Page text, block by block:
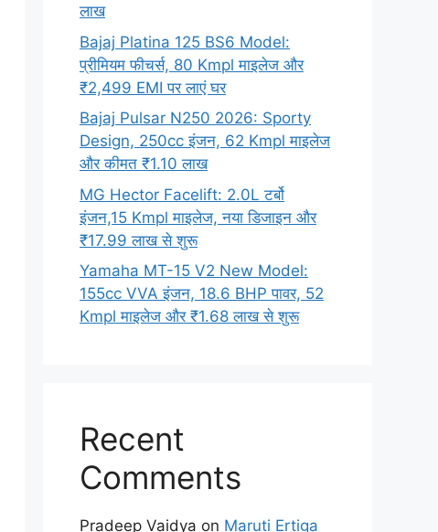
लाख
Bajaj Platina 125 BS6 Model:
प्रीमियम फीचर्स, 80 Kmpl माइलेज और
₹2,499 EMI पर लाएं घर
Bajaj Pulsar N250 2026: Sporty
Design, 250cc इंजन, 62 Kmpl माइलेज
और कीमत ₹1.10 लाख
MG Hector Facelift: 2.0L टर्बो
इंजन,15 Kmpl माइलेज, नया डिजाइन और
₹17.99 लाख से शुरू
Yamaha MT-15 V2 New Model:
155cc VVA इंजन, 18.6 BHP पावर, 52
Kmpl माइलेज और ₹1.68 लाख से शुरू
Recent
Comments
Pradeep Vaidya on Maruti Ertiga